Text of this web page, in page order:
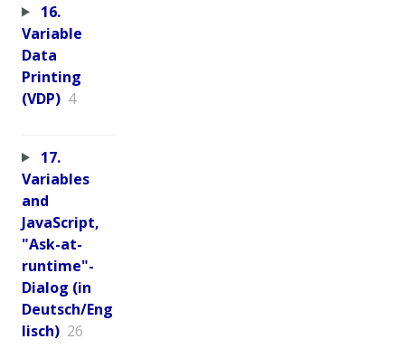
16.
Variable
Data
Printing
(VDP) 4
17.
Variables
and
JavaScript,
"Ask-at-
runtime"-
Dialog (in
Deutsch/Eng
lisch) 26